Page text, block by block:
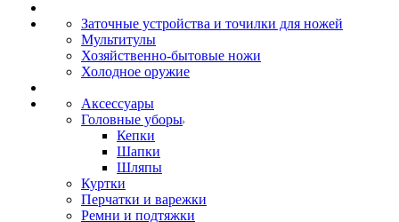
Заточные устройства и точилки для ножей
Мультитулы
Хозяйственно-бытовые ножи
Холодное оружие
Аксессуары
Головные уборы
Кепки
Шапки
Шляпы
Куртки
Перчатки и варежки
Ремни и подтяжки